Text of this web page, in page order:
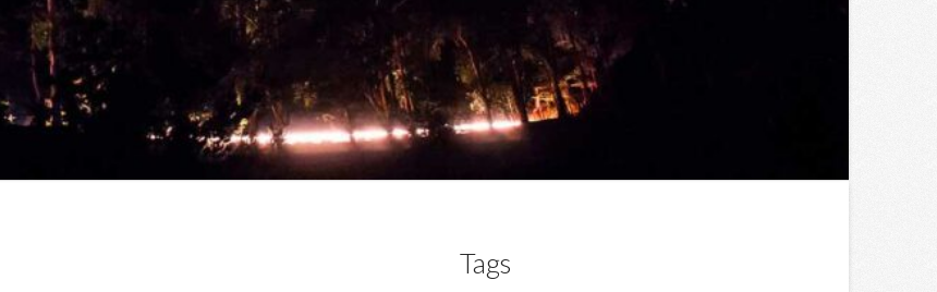
Tags